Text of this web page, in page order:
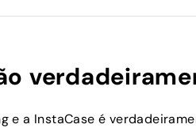
e a InstaCase é